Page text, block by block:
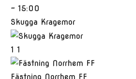
- 15:00
Skugga Kragemor
1 1
Fästning Norrhem FF